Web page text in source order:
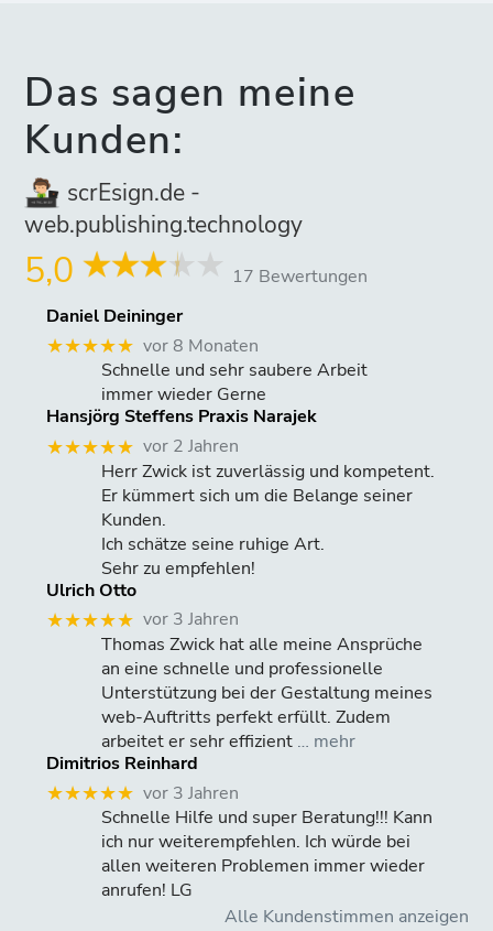
Das sagen meine
Kunden:
scrEsign.de -
web.publishing.technology
5,0
17 Bewertungen
Daniel Deininger
★★★★★ vor 8 Monaten
Schnelle und sehr saubere Arbeit
immer wieder Gerne
Hansjörg Steffens Praxis Narajek
★★★★★ vor 2 Jahren
Herr Zwick ist zuverlässig und kompetent.
Er kümmert sich um die Belange seiner
Kunden.
Ich schätze seine ruhige Art.
Sehr zu empfehlen!
Ulrich Otto
★★★★★ vor 3 Jahren
Thomas Zwick hat alle meine Ansprüche
an eine schnelle und professionelle
Unterstützung bei der Gestaltung meines
web-Auftritts perfekt erfüllt. Zudem
arbeitet er sehr effizient … mehr
Dimitrios Reinhard
★★★★★ vor 3 Jahren
Schnelle Hilfe und super Beratung!!! Kann
ich nur weiterempfehlen. Ich würde bei
allen weiteren Problemen immer wieder
anrufen! LG
Alle Kundenstimmen anzeigen